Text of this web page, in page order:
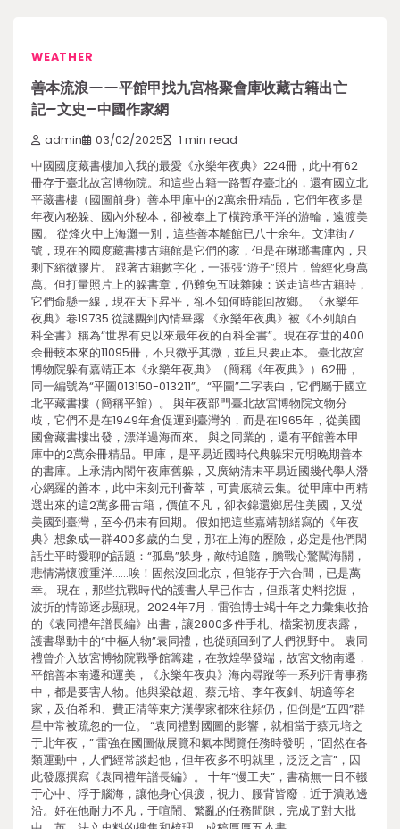
WEATHER
善本流浪——平館甲找九宮格聚會庫收藏古籍出亡
記–文史–中國作家網
admin 03/02/2025 1 min read
中國國度藏書樓加入我的最愛《永樂年夜典》224冊，此中有62
冊存于臺北故宮博物院。和這些古籍一路暫存臺北的，還有國立北
平藏書樓（國圖前身）善本甲庫中的2萬余冊精品，它們年夜多是
年夜內秘躲、國內外秘本，卻被奉上了橫跨承平洋的游輪，遠渡美
國。 從烽火中上海灘一別，這些善本離館已八十余年。文津街7
號，現在的國度藏書樓古籍館是它們的家，但是在琳瑯書庫內，只
剩下縮微膠片。 跟著古籍數字化，一張張“游子”照片，曾經化身萬
萬。但打量照片上的躲書章，仍難免五味雜陳：送走這些古籍時，
它們命懸一線，現在天下昇平，卻不知何時能回故鄉。 《永樂年
夜典》卷19735 從謎團到內情畢露 《永樂年夜典》被《不列顛百
科全書》稱為“世界有史以來最年夜的百科全書”。現在存世的400
余冊較本來的11095冊，不只微乎其微，並且只要正本。 臺北故宮
博物院躲有嘉靖正本《永樂年夜典》（簡稱《年夜典》）62冊，
同一編號為“平圖013150-013211”。“平圖”二字表白，它們屬于國立
北平藏書樓（簡稱平館）。 與年夜部門臺北故宮博物院文物分
歧，它們不是在1949年倉促運到臺灣的，而是在1965年，從美國
國會藏書樓出發，漂洋過海而來。 與之同業的，還有平館善本甲
庫中的2萬余冊精品。甲庫，是平易近國時代典躲宋元明晚期善本
的書庫。上承清內閣年夜庫舊躲，又廣納清末平易近國幾代學人潛
心網羅的善本，此中宋刻元刊薈萃，可貴底稿云集。從甲庫中再精
選出來的這2萬多冊古籍，價值不凡，卻衣錦還鄉居住美國，又從
美國到臺灣，至今仍未有回期。 假如把這些嘉靖朝繕寫的《年夜
典》想象成一群400多歲的白叟，那在上海的歷險，必定是他們閑
話生平時愛聊的話題：“孤島”躲身，敵特追隨，膽戰心驚闖海關，
悲情滿懷渡重洋……唉！固然沒回北京，但能存于六合間，已是萬
幸。 現在，那些抗戰時代的護書人早已作古，但跟著史料挖掘，
波折的情節逐步顯現。2024年7月，雷強博士竭十年之力彙集收拾
的《袁同禮年譜長編》出書，讓2800多件手札、檔案初度表露，
護書舉動中的“中樞人物”袁同禮，也從頭回到了人們視野中。 袁同
禮曾介入故宮博物院戰爭館籌建，在敦煌學發端，故宮文物南遷，
平館善本南遷和運美，《永樂年夜典》海內尋蹤等一系列汗青事務
中，都是要害人物。他與梁啟超、蔡元培、李年夜釗、胡適等名
家，及伯希和、費正清等東方漢學家都來往頻仍，但倒是“五四”群
星中常被疏忽的一位。 “袁同禮對國圖的影響，就相當于蔡元培之
于北年夜，” 雷強在國圖做展覽和氣本閱覽任務時發明，“固然在各
類運動中，人們經常談起他，但年夜多不明就里，泛泛之言”，因
此發愿撰寫《袁同禮年譜長編》。 十年“慢工夫”，書稿無一日不輟
于心中、浮于腦海，讓他身心俱疲，視力、腰背皆廢，近于潰敗邊
沿。好在他耐力不凡，于喧鬧、繁亂的任務間隙，完成了對大批